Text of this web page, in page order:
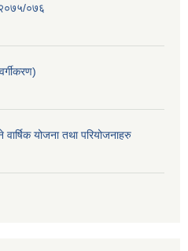
२०७५/०७६
योजना तथा परियोजनाहरु